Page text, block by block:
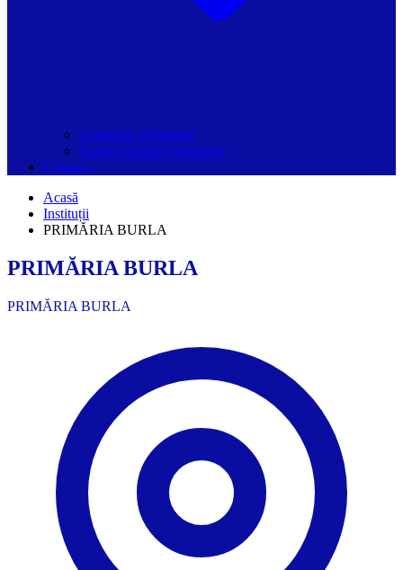
Grupurile Whatsapp
Spațiul Ghidul Primăriilor
Contact
Acasă
Instituții
PRIMĂRIA BURLA
PRIMĂRIA BURLA
PRIMĂRIA BURLA